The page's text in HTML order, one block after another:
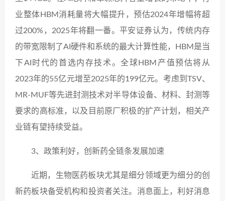
业整体HBM消耗量将大幅提升，预估2024年增幅将超
过200%，2025年将翻一番。平安证券认为，传统内存
的带宽限制了AI硬件和系统的最大计算性能，HBM是当
下AI时代的首选内存技术。全球HBM产值预估将从
2023年的55亿元增至2025年的199亿元。考虑到TSV、
MR-MUF等先进封测技术对半导体设备、材料、封测等
要求的高标准，以及目前原厂积极的扩产计划，相关产
业链有望持续受益。
3、政策利好，创新药全链条发展加速
近期，生物医药板块尤其是细分领域更为细分的创
新药板块备受机构和投资者关注。消息面上，利好消息